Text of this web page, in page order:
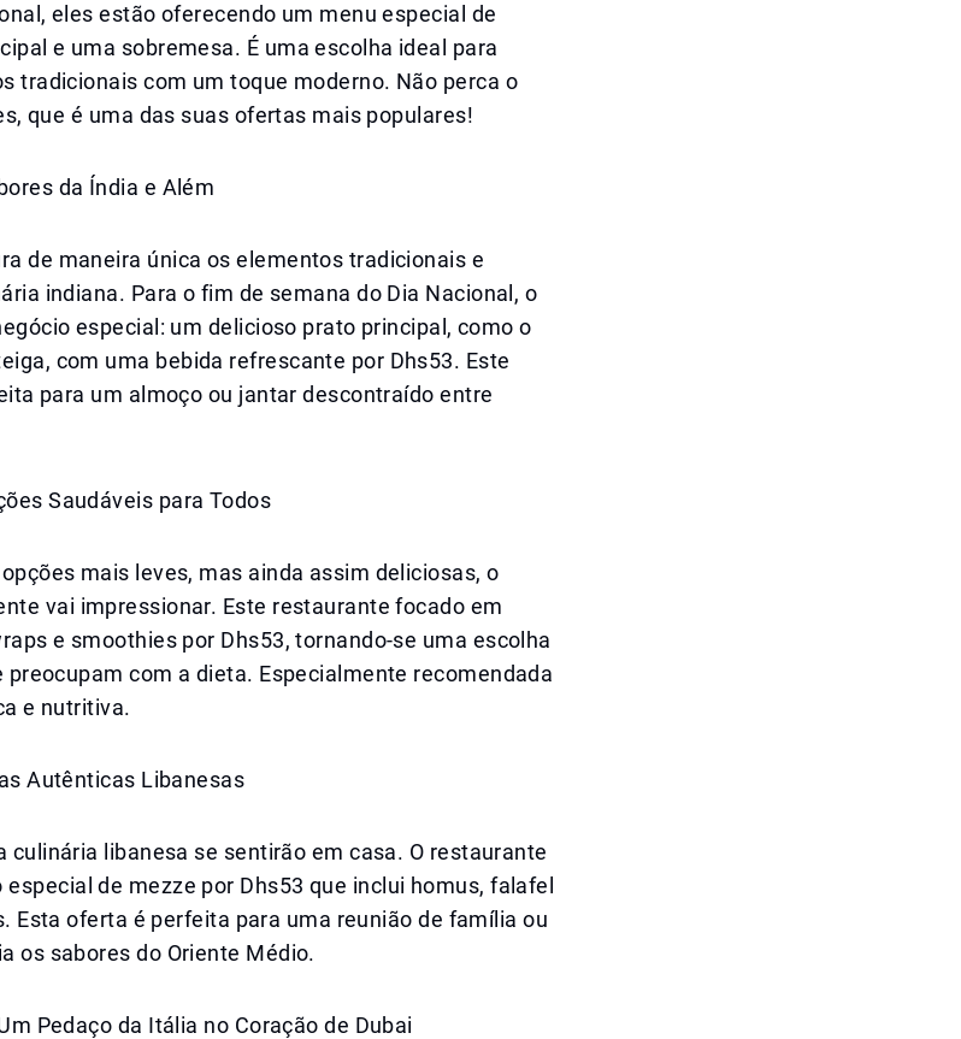
eles estão oferecendo um menu especial de
e uma sobremesa. É uma escolha ideal para
tradicionais com um toque moderno. Não perca o
que é uma das suas ofertas mais populares!
da Índia e Além
de maneira única os elementos tradicionais e
indiana. Para o fim de semana do Dia Nacional, o
especial: um delicioso prato principal, como o
com uma bebida refrescante por Dhs53. Este
para um almoço ou jantar descontraído entre
Saudáveis para Todos
mais leves, mas ainda assim deliciosas, o
vai impressionar. Este restaurante focado em
e smoothies por Dhs53, tornando-se uma escolha
preocupam com a dieta. Especialmente recomendada
e nutritiva.
Autênticas Libanesas
culinária libanesa se sentirão em casa. O restaurante
de mezze por Dhs53 que inclui homus, falafel
Esta oferta é perfeita para uma reunião de família ou
os sabores do Oriente Médio.
Pedaço da Itália no Coração de Dubai